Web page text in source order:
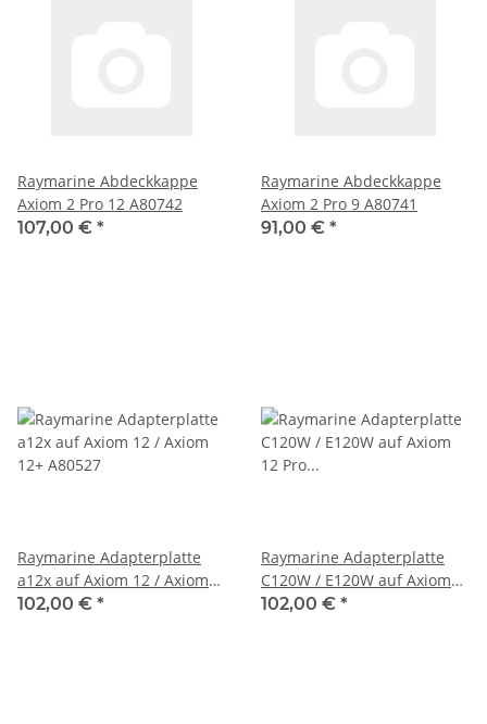
Raymarine Abdeckkappe
Axiom 2 Pro 12 A80742
107,00 € *
Raymarine Abdeckkappe
Axiom 2 Pro 9 A80741
91,00 € *
Raymarine Adapterplatte
a12x auf Axiom 12 / Axiom
12+ A80527
102,00 € *
Raymarine Adapterplatte
C120W / E120W auf Axiom
12 Pro A80531
102,00 € *